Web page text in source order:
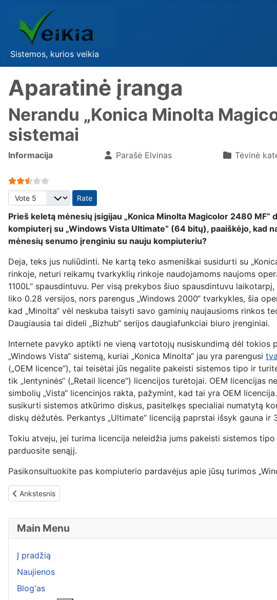
Sistemos, kurios veikia
Main Menu
Į pradžią
Naujienos
Blog'as
Aparatinė įranga
Nerandu „Konica Minolta
sistemai
Informacija Parašė Elvinas Tėvinė
User Rating:
Please Rate
Prieš keletą mėnesių įsigijau „Konica Minolta Magicolor 2480
kompiuterį su „Windows Vista Ultimate“ (64 bitų), paaiškėjo, kad
mėnesių senumo įrenginiu su nauju kompiuteriu?
Deja, teks jus nuliūdinti. Ne kartą teko asmeniškai susidurti su
rinkoje, neturi reikamų tvarkyklių rinkoje naudojamoms naujoms
1100L“ spausdintuvu. Per visą prekybos šiuo spausdintuvu
liko 0.28 versijos, nors parengus „Windows 2000“ tvarkykles, šia
kad „Minolta“ vėl neskuba taisyti savo gaminių naujausioms rinkos
Daugiausia tai dideli „Bizhub“ serijos daugiafunkciai biuro įrenginiai.
Internete pavyko aptikti ne vieną vartotojų nusiskundimą dėl
„Windows Vista“ sistemą, kuriai „Konica Minolta“ jau yra parengusi
(„OEM licence“), tai teisėtai jūs negalite pakeisti sistemos tipo ir
tik „lentyninės“ („Retail licence“) licencijos turėtojai. OEM
simbolių „Vista“ licencinjos rakta, pažymint, kad tai yra OEM
susikurti sistemos atkūrimo diskus, pasitelkęs specialiai numatytą
diskų dėžutės. Perkantys „Ultimate“ licenciją paprstai išsyk gauna
Tokiu atveju, jei turima licencija neleidžia jums pakeisti sistemos
parduosite senąjį.
Pasikonsultuokite pas kompiuterio pardavėjus apie jūsų turimos
Previous article: Kokį nenaują spausdintuvą pirkti: lazerinį ar rašalinį?
Ankstesnis